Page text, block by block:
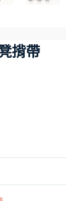
揹帶